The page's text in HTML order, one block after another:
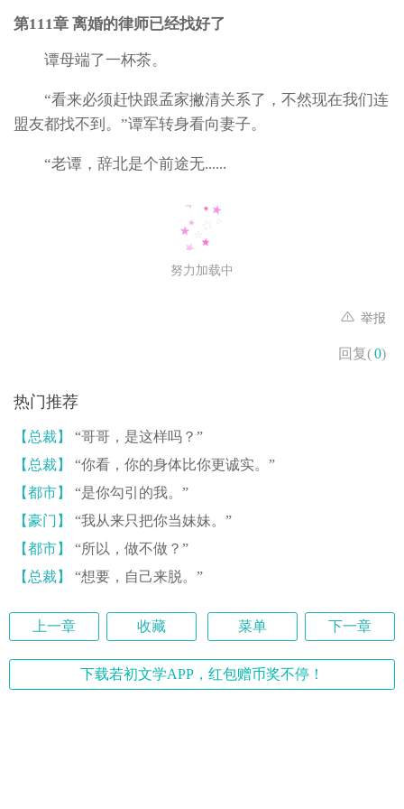
第111章 离婚的律师已经找好了
谭母端了一杯茶。
“看来必须赶快跟孟家撇清关系了，不然现在我们连
盟友都找不到。”谭军转身看向妻子。
“老谭，辞北是个前途无......
努力加载中
举报
回复(0)
热门推荐
【总裁】
“哥哥，是这样吗？”
【总裁】
“你看，你的身体比你更诚实。”
【都市】
“是你勾引的我。”
【豪门】
“我从来只把你当妹妹。”
【都市】
“所以，做不做？”
【总裁】
“想要，自己来脱。”
上一章 收藏 菜单 下一章
下载若初文学APP，红包赠币奖不停！